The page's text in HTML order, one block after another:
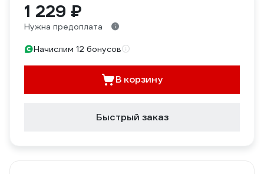
1 229 ₽
Нужна предоплата
Начислим 12 бонусов
В корзину
Быстрый заказ